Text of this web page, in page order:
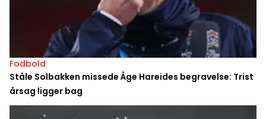
Fodbold
Ståle Solbakken missede Åge Hareides begravelse: Trist
årsag ligger bag